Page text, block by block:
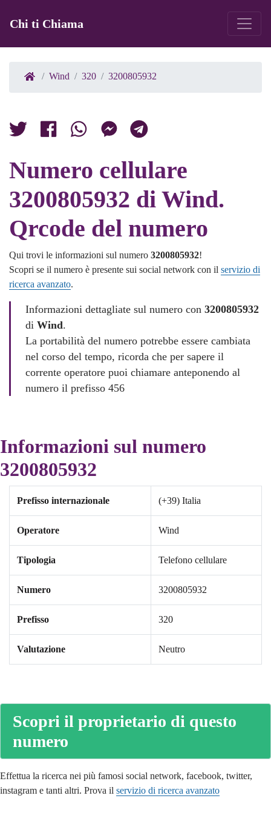
Chi ti Chiama
Wind 320 3200805932
Numero cellulare
3200805932 di Wind.
Qrcode del numero
Qui trovi le informazioni sul numero 3200805932!
Scopri se il numero è presente sui social network con il servizio di
ricerca avanzato.
Informazioni dettagliate sul numero con3200805932
diWind.
La portabilità del numero potrebbe essere cambiata
nel corso del tempo, ricorda che per sapere il
corrente operatore puoi chiamare anteponendo al
numero il prefisso 456
Informazioni sul numero
3200805932
Prefisso internazionale (+39) Italia
Operatore Wind
Tipologia Telefono cellulare
Numero 3200805932
Prefisso 320
Valutazione Neutro
Scopri il proprietario di questo
numero
Effettua la ricerca nei più famosi social network, facebook, twitter,
instagram e tanti altri. Prova il servizio di ricerca avanzato